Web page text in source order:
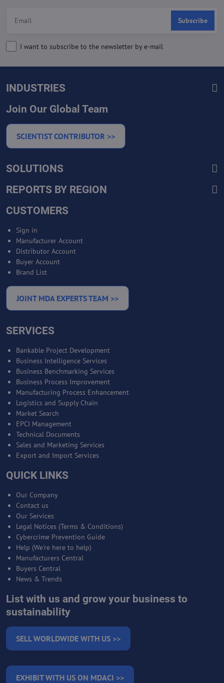
Subscribe
I want to subscribe to the newsletter by e-mail
INDUSTRIES
Join Our Global Team
SCIENTIST CONTRIBUTOR >>
SOLUTIONS
REPORTS BY REGION
CUSTOMERS
Sign in
Manufacturer Account
Distributor Account
Buyer Account
Brand List
JOINT MDA EXPERTS TEAM >>
SERVICES
Bankable Project Development
Business Intelligence Services
Business Benchmarking Services
Business Process Improvement
Manufacturing Process Enhancement
Logistics and Supply Chain
Market Search
EPCI Management
Technical Documents
Sales and Marketing Services
Export and Import Services
QUICK LINKS
Our Company
Contact us
Our Services
Legal Notices (Terms & Conditions)
Cybercrime Prevention Guide
Help (We're here to help)
Manufacturers Central
Buyers Central
News & Trends
List with us and grow your business to
sustainability
SELL WORLDWIDE WITH US >>
EXHIBIT WITH US ON MDACI >>